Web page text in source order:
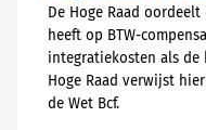
De Hoge Raad
heeft op BTW-
integratiekosten als de
Hoge Raad verwijst
de Wet Bcf.